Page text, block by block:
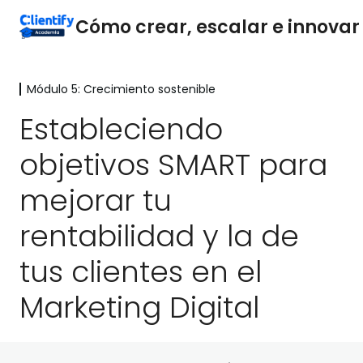
Módulo 1: Descubriendo el Potencial
de las Agencias de Marketing
Digital
4 lecciones
Módulo 2: Simplifica y Enfoca tu
Estrategia Empresarial.
Módulo 3
10 lecciones
Módulo 4: El proceso de ventas
5 lecciones
Módulo 5: Crecimiento sostenible
Módulo 5: Crecimiento sostenible
Estableciendo
objetivos SMART para
mejorar tu
rentabilidad y la de
tus clientes en el
Marketing Digital